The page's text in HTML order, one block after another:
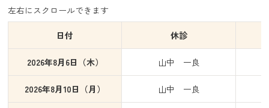
日付 休診
2026年8月6日（木） 山中 一良
2026年8月10日（月） 山中 一良